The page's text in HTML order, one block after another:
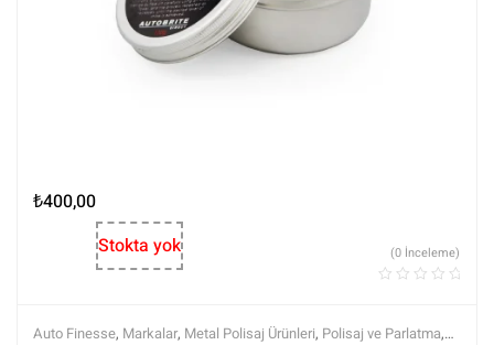
₺400,00
Stokta yok
(0 İnceleme)
Auto Finesse, Markalar, Metal Polisaj Ürünleri, Polisaj ve Parlatma,